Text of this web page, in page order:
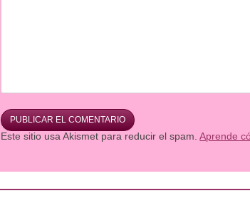
Este sitio usa Akismet para reducir el spam.Aprende